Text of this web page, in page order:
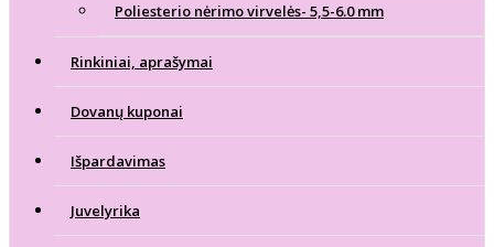
Poliesterio nėrimo virvelės- 5,5-6.0 mm
Rinkiniai, aprašymai
Dovanų kuponai
Išpardavimas
Juvelyrika